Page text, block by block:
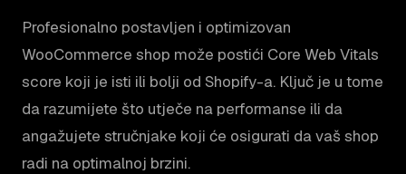
Profesionalno postavljen i optimizovan
WooCommerce shop može postići Core Web Vitals
score koji je isti ili bolji od Shopify-a. Ključ je u tome
da razumijete što utječe na performanse ili da
angažujete stručnjake koji će osigurati da vaš shop
radi na optimalnoj brzini.